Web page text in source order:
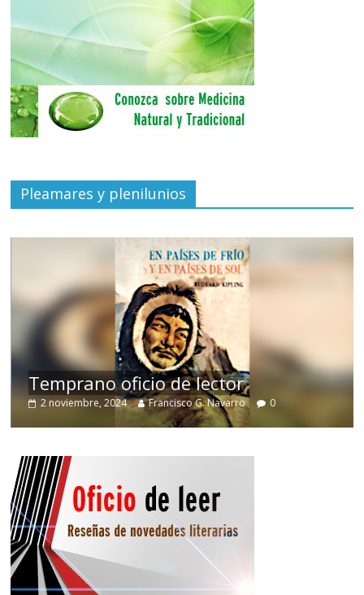
Pleamares y plenilunios
Temprano oficio de lector
2 noviembre, 2024 Francisco G. Navarro 0